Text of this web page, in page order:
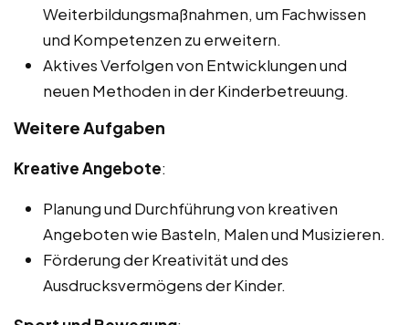
Weiterbildungsmaßnahmen, um Fachwissen
und Kompetenzen zu erweitern.
Aktives Verfolgen von Entwicklungen und
neuen Methoden in der Kinderbetreuung.
Weitere Aufgaben
Kreative Angebote:
Planung und Durchführung von kreativen
Angeboten wie Basteln, Malen und Musizieren.
Förderung der Kreativität und des
Ausdrucksvermögens der Kinder.